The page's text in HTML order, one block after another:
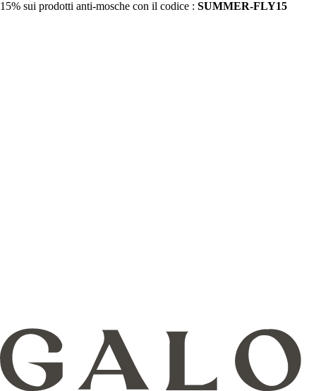
15% sui prodotti anti-mosche con il codice : SUMMER-FLY15